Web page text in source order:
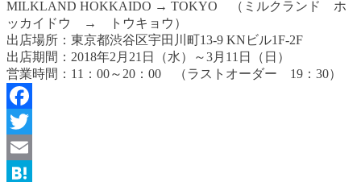
MILKLAND HOKKAIDO → TOKYO （ミルクランド ホ
ッカイドウ → トウキョウ）
出店場所：東京都渋谷区宇田川町13-9 KNビル1F-2F
出店期間：2018年2月21日（水）～3月11日（日）
営業時間：11：00～20：00 （ラストオーダー 19：30）
Facebook
Twitter
Email